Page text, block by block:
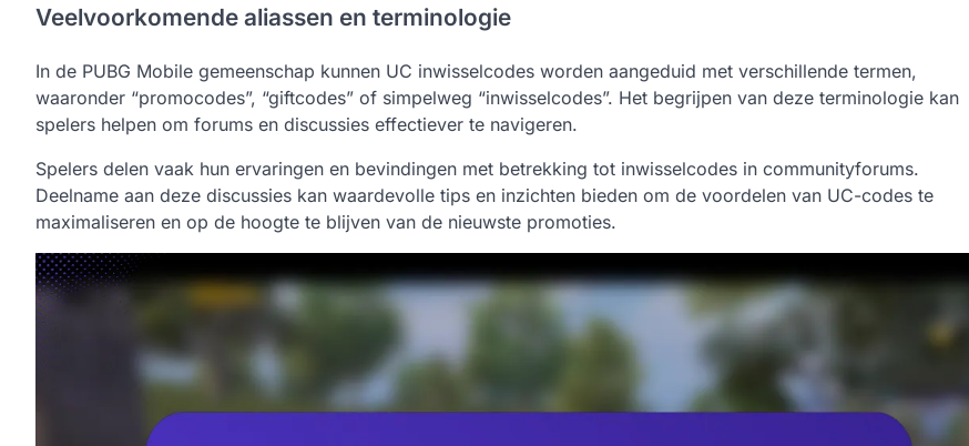
Veelvoorkomende aliassen en terminologie
In de PUBG Mobile gemeenschap kunnen UC inwisselcodes worden aangeduid met verschillende termen,
waaronder “promocodes”, “giftcodes” of simpelweg “inwisselcodes”. Het begrijpen van deze terminologie kan
spelers helpen om forums en discussies effectiever te navigeren.
Spelers delen vaak hun ervaringen en bevindingen met betrekking tot inwisselcodes in communityforums.
Deelname aan deze discussies kan waardevolle tips en inzichten bieden om de voordelen van UC-codes te
maximaliseren en op de hoogte te blijven van de nieuwste promoties.